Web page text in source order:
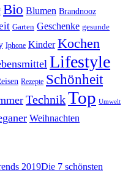
Bio Blumen Brandnooz
Garten Geschenke gesunde
Iphone Kinder Kochen
Lifestyle
Rezepte Schönheit
TechnikTop Umwelt
Weihnachten
Die 7 schönsten